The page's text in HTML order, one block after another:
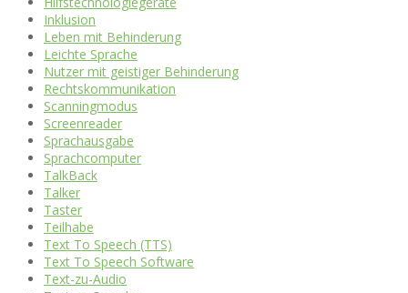
Inklusion
Leben mit Behinderung
Leichte Sprache
Nutzer mit geistiger Behinderung
Rechtskommunikation
Scanningmodus
Screenreader
Sprachausgabe
Sprachcomputer
TalkBack
Talker
Taster
Teilhabe
Text To Speech (TTS)
Text To Speech Software
Text-zu-Audio